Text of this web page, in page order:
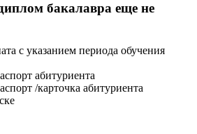
бакалавра еще не
с указанием периода обучения
абитуриента
/карточка абитуриента